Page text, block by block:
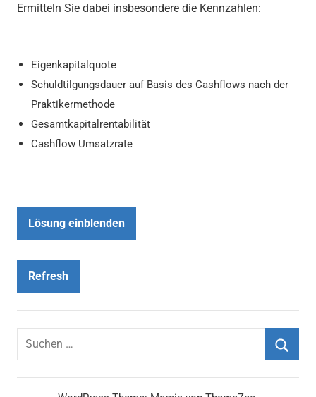
Ermitteln Sie dabei insbesondere die Kennzahlen:
Eigenkapitalquote
Schuldtilgungsdauer auf Basis des Cashflows nach der
Praktikermethode
Gesamtkapitalrentabilität
Cashflow Umsatzrate
Lösung einblenden
Refresh
Suchen
nach: